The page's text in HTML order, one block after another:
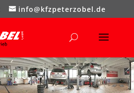
info@kfzpeterzobel.de